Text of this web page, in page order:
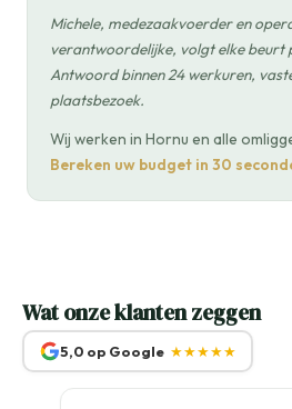
Michele, medezaakvoerder en
verantwoordelijke, volgt elke beurt
Antwoord binnen 24 werkuren,
plaatsbezoek.
Wij werken in Hornu en alle
Bereken uw budget in 30
Wat onze klanten zeggen
5,0 op Google ★★★★★